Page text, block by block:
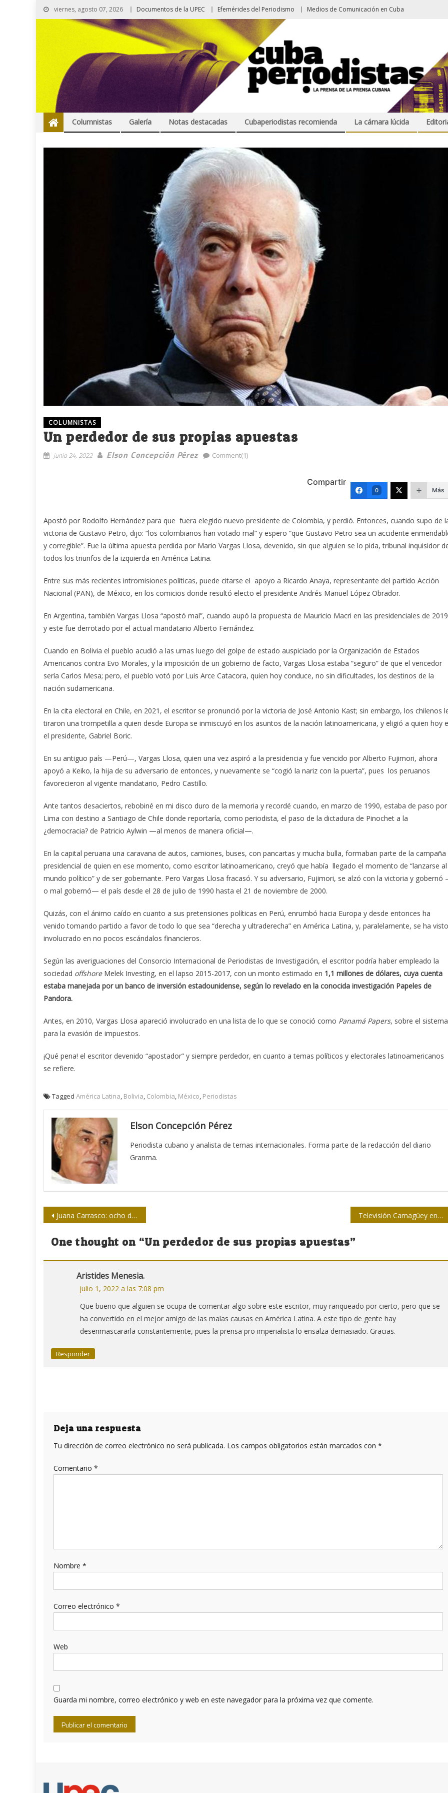
viernes, agosto 07, 2026 Documentos de la UPEC Efemérides del Periodismo Medios de Comunicación en Cuba
Columnistas Galería Notas destacadas Cubaperiodistas recomienda La cámara lúcida
COLUMNISTAS
Un perdedor de sus propias apuestas
junio 24, 2022 Elson Concepción Pérez Comment(1)
Compartir
0 Más
Apostó por Rodolfo Hernández para que fuera elegido nuevo presidente de Colombia, y perdió. Entonces, cuando supo de
victoria de Gustavo Petro, dijo: “los colombianos han votado mal” y espero “que Gustavo Petro sea un accidente
y corregible”. Fue la última apuesta perdida por Mario Vargas Llosa, devenido, sin que alguien se lo pida, tribunal inquisidor
todos los triunfos de la izquierda en América Latina.
Entre sus más recientes intromisiones políticas, puede citarse el apoyo a Ricardo Anaya, representante del partido Acción
Nacional (PAN), de México, en los comicios donde resultó electo el presidente Andrés Manuel López Obrador.
En Argentina, también Vargas Llosa “apostó mal”, cuando aupó la propuesta de Mauricio Macri en las presidenciales de
y este fue derrotado por el actual mandatario Alberto Fernández.
Cuando en Bolivia el pueblo acudió a las urnas luego del golpe de estado auspiciado por la Organización de Estados
Americanos contra Evo Morales, y la imposición de un gobierno de facto, Vargas Llosa estaba “seguro” de que el vencedor
sería Carlos Mesa; pero, el pueblo votó por Luis Arce Catacora, quien hoy conduce, no sin dificultades, los destinos de la
nación sudamericana.
En la cita electoral en Chile, en 2021, el escritor se pronunció por la victoria de José Antonio Kast; sin embargo, los chilenos
tiraron una trompetilla a quien desde Europa se inmiscuyó en los asuntos de la nación latinoamericana, y eligió a quien hoy
el presidente, Gabriel Boric.
En su antiguo país —Perú—, Vargas Llosa, quien una vez aspiró a la presidencia y fue vencido por Alberto Fujimori, ahora
apoyó a Keiko, la hija de su adversario de entonces, y nuevamente se “cogió la nariz con la puerta”, pues los peruanos
favorecieron al vigente mandatario, Pedro Castillo.
Ante tantos desaciertos, rebobiné en mi disco duro de la memoria y recordé cuando, en marzo de 1990, estaba de paso por
Lima con destino a Santiago de Chile donde reportaría, como periodista, el paso de la dictadura de Pinochet a la
¿democracia? de Patricio Aylwin —al menos de manera oficial—.
En la capital peruana una caravana de autos, camiones, buses, con pancartas y mucha bulla, formaban parte de la campaña
presidencial de quien en ese momento, como escritor latinoamericano, creyó que había llegado el momento de “lanzarse al
mundo político” y de ser gobernante. Pero Vargas Llosa fracasó. Y su adversario, Fujimori, se alzó con la victoria y gobernó
o mal gobernó— el país desde el 28 de julio de 1990 hasta el 21 de noviembre de 2000.
Quizás, con el ánimo caído en cuanto a sus pretensiones políticas en Perú, enrumbó hacia Europa y desde entonces ha
venido tomando partido a favor de todo lo que sea “derecha y ultraderecha” en América Latina, y, paralelamente, se ha visto
involucrado en no pocos escándalos financieros.
Según las averiguaciones del Consorcio Internacional de Periodistas de Investigación, el escritor podría haber empleado la
sociedad offshoreMelek Investing, en el lapso 2015-2017, con un monto estimado en 1,1 millones de dólares, cuya cuenta
estaba manejada por un banco de inversión estadounidense, según lo revelado en la conocida investigación Papeles de
Pandora.
Antes, en 2010, Vargas Llosa apareció involucrado en una lista de lo que se conoció como Panamá Papers, sobre el sistema
para la evasión de impuestos.
¡Qué pena! el escritor devenido “apostador” y siempre perdedor, en cuanto a temas políticos y electorales latinoamericanos
se refiere.
Tagged América Latina, Bolivia, Colombia, México, Periodistas
Elson Concepción Pérez
Periodista cubano y analista de temas internacionales. Forma parte de la redacción del diario
Granma.
Navegación
de
Juana Carrasco: ocho décadas de vida y casi seis dedicadas al periodismo (+ vídeo) Televisión Camagüey en su 37 cumpleaños
One thought on “Un perdedor de sus propias apuestas”
Aristides Menesia.
julio 1, 2022 a las 7:08 pm
Que bueno que alguien se ocupa de comentar algo sobre este escritor, muy ranqueado por cierto, pero que se
ha convertido en el mejor amigo de las malas causas en América Latina. A este tipo de gente hay
desenmascararla constantemente, pues la prensa pro imperialista lo ensalza demasiado. Gracias.
Responder
Deja una respuesta
Tu dirección de correo electrónico no será publicada. Los campos obligatorios están marcados con *
Comentario *
Nombre *
Correo electrónico *
Web
Guarda mi nombre, correo electrónico y web en este navegador para la próxima vez que comente.